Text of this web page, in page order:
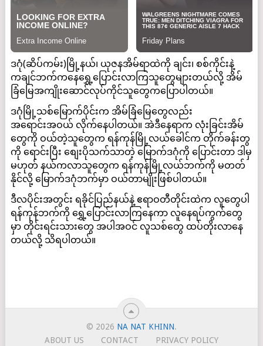
ဒဂုံ(ဆိပ်ကမ်း)မြို့နယ်၊ ယုဇနအိမ်ရာထဲကို ချင်း၊ စစ်ကိုင်းနဲ့
ကချင်ဘက်ကနေရွှေ့ပြောင်းလာကြသူတွေများတယ်လို့ အိမ်
ခြံမြေအကျိုးဆောင်လုပ်ကိုင်သူတွေကပြောပါတယ်။
ဒဂုံမြို့သစ်မြောက်ပိုင်းက အိမ်ခြံမြေတွေလည်း
အရောင်းအဝယ် လိုက်နေပါတယ်။ အဲဒီနေရာက လုံးခြင်းအိမ်
တွေကို ဝယ်တဲ့သူတွေက ရန်ကုန်မြို့လယ်ခေါင်က တိုက်ခန်းတွ
ကို ရောင်းပြီး စျေးပိုသက်သာတဲ့ မြောက်ဒဂုံကို ပြောင်းတာ ဒါမှ
မဟုတ် နယ်ကလာသူတွေက ရန်ကုန်မြို့လယ်ဘက်ကို မတတ်
နိုင်လို့ မြောက်ဒဂုံဘက်မှာ ဝယ်တာမျိုးဖြစ်ပါတယ်။
ဒီလပိုင်းအတွင်း ရခိုင်ပြည်နယ်နဲ့ ဧရာဝတီတိုင်းထဲက လူတွေပါ
ရန်ကုန်ဘက်ကို ရွှေ့ပြောင်းလာကြနေကာ လူနေရပ်ကွက်တွေ
မှာ တိုင်းရင်းသားတွေ အပါအဝင် လူသစ်တွေ ထပ်တိုးလာနေ
တယ်လို့ သိရပါတယ်။
© 2026 NA NAT KHINN.
ABOUT US
CONTACT PRIVACY POLICY